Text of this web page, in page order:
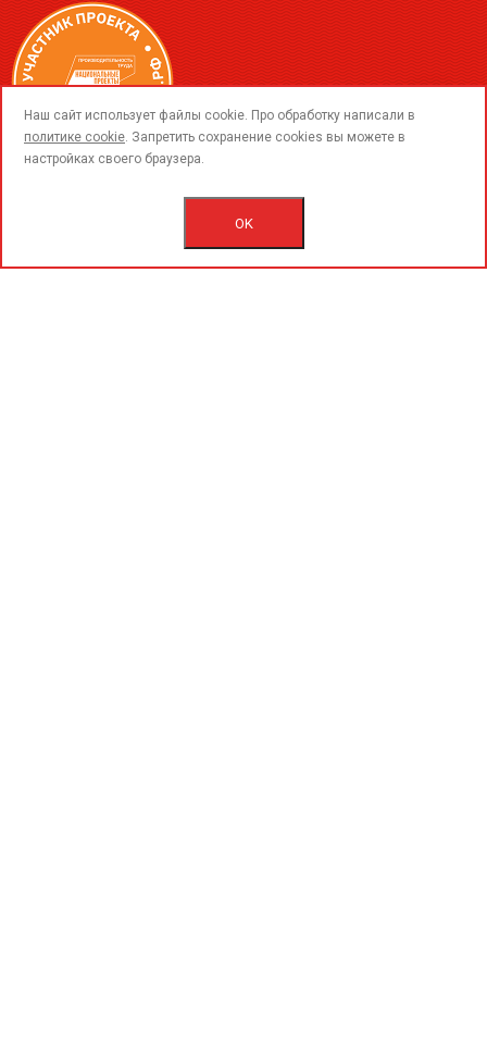
© 2015-2020 «PerfoGrad» MMC.
call
Наш сайт использует файлы cookie. Про обработку написали в
политике cookie. Запретить сохранение cookies вы можете в
настройках своего браузера.
OK